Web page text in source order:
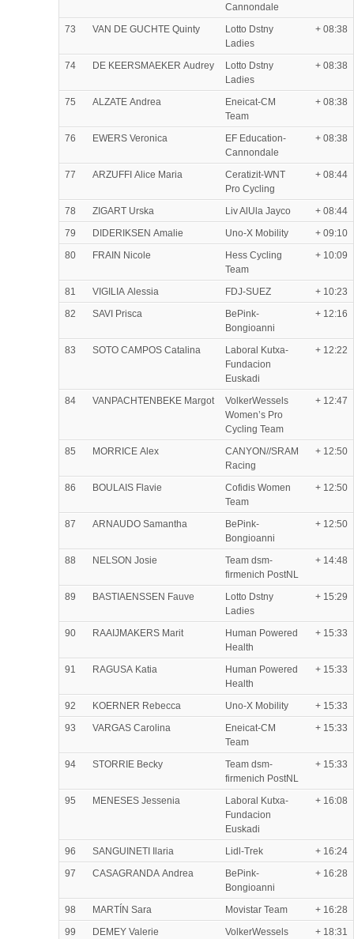
Cannondale
73 VAN DE GUCHTE Quinty
Lotto Dstny
Ladies
+ 08:38
74 DE KEERSMAEKER Audrey
Lotto Dstny
Ladies
+ 08:38
75 ALZATE Andrea
Eneicat-CM
Team
+ 08:38
76 EWERS Veronica
EF Education-
Cannondale
+ 08:38
77 ARZUFFI Alice Maria
Ceratizit-WNT
Pro Cycling
+ 08:44
78 ZIGART Urska Liv AlUla Jayco
+ 08:44
79
DIDERIKSEN Amalie Uno-X Mobility
+ 09:10
80
FRAIN Nicole
Hess Cycling
Team
+ 10:09
81 VIGILIA Alessia FDJ-SUEZ
+ 10:23
82
SAVI Prisca
BePink-
Bongioanni
+ 12:16
83 SOTO CAMPOS Catalina
Laboral Kutxa-
Fundacion
Euskadi
+ 12:22
84 VANPACHTENBEKE Margot
VolkerWessels
Women’s Pro
Cycling Team
+ 12:47
85 MORRICE Alex
CANYON//SRAM
Racing
+ 12:50
86 BOULAIS Flavie
Cofidis Women
Team
+ 12:50
87 ARNAUDO Samantha
BePink-
Bongioanni
+ 12:50
88 NELSON Josie
Team dsm-
firmenich PostNL
+ 14:48
89 BASTIAENSSEN Fauve
Lotto Dstny
Ladies
+ 15:29
90 RAAIJMAKERS Marit
Human Powered
Health
+ 15:33
91 RAGUSA Katia
Human Powered
Health
+ 15:33
92 KOERNER Rebecca Uno-X Mobility
+ 15:33
93
VARGAS Carolina
Eneicat-CM
Team
+ 15:33
94 STORRIE Becky
Team dsm-
firmenich PostNL
+ 15:33
95 MENESES Jessenia
Laboral Kutxa-
Fundacion
Euskadi
+ 16:08
96 SANGUINETI Ilaria Lidl-Trek
+ 16:24
97
CASAGRANDA Andrea
BePink-
Bongioanni
+ 16:28
98 MARTÍN Sara Movistar Team
+ 16:28
99
DEMEY Valerie
VolkerWessels
+ 18:31